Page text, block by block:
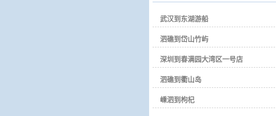
武汉到东湖游船
泗礁到岱山竹屿
深圳到春满园大湾区一号店
泗礁到衢山岛
嵊泗到枸杞